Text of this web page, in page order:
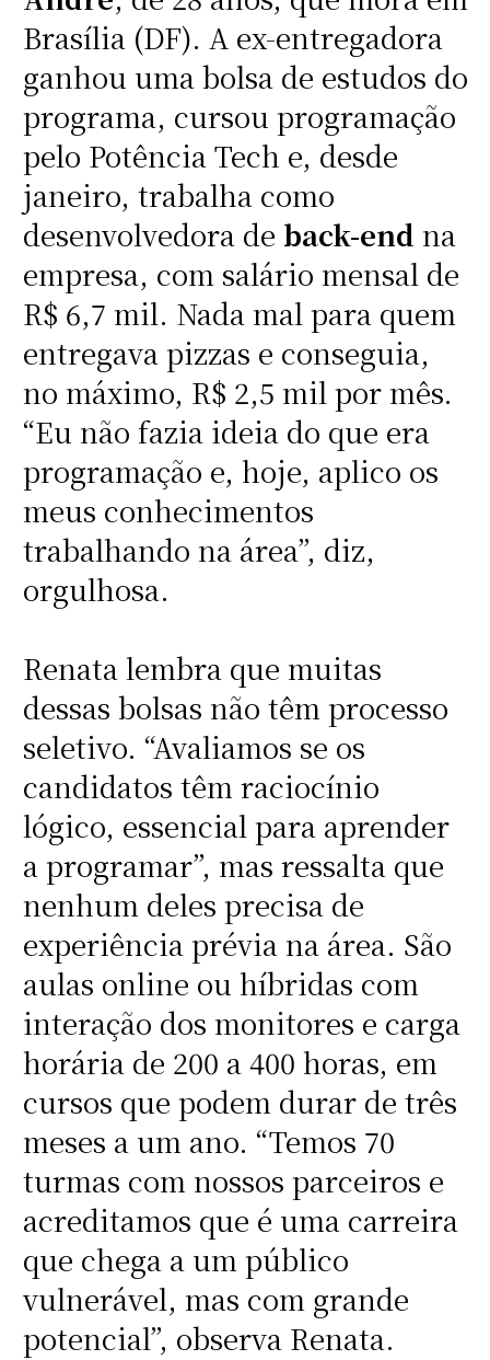
Brasília (DF). A ex-entregadora
ganhou uma bolsa de estudos do
programa, cursou programação
pelo Potência Tech e, desde
janeiro, trabalha como
desenvolvedora de back-end na
empresa, com salário mensal de
R$ 6,7 mil. Nada mal para quem
entregava pizzas e conseguia,
no máximo, R$ 2,5 mil por mês.
“Eu não fazia ideia do que era
programação e, hoje, aplico os
meus conhecimentos
trabalhando na área”, diz,
orgulhosa.
Renata lembra que muitas
dessas bolsas não têm processo
seletivo. “Avaliamos se os
candidatos têm raciocínio
lógico, essencial para aprender
a programar”, mas ressalta que
nenhum deles precisa de
experiência prévia na área. São
aulas online ou híbridas com
interação dos monitores e carga
horária de 200 a 400 horas, em
cursos que podem durar de três
meses a um ano. “Temos 70
turmas com nossos parceiros e
acreditamos que é uma carreira
que chega a um público
vulnerável, mas com grande
potencial”, observa Renata.